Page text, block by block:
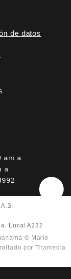
de datos
am a
a
Local A232
© Mario
por Titamedia